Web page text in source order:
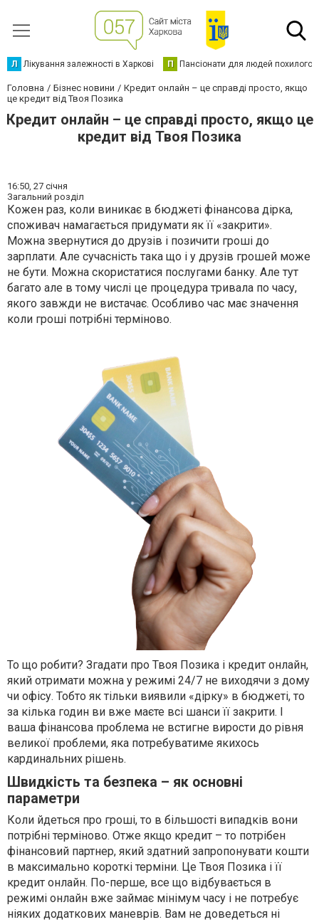
Л Лікування залежності в Харкові П Пансіонати для людей похилого
Головна Бізнес новини
Кредит онлайн – це справді просто, якщо
це кредит від Твоя Позика
Кредит онлайн – це справді просто, якщо це
кредит від Твоя Позика
16:50, 27 січня
Загальний розділ
Кожен раз, коли виникає в бюджеті фінансова дірка,
споживач намагається придумати як її «закрити».
Можна звернутися до друзів і позичити гроші до
зарплати. Але сучасність така що і у друзів грошей може
не бути. Можна скористатися послугами банку. Але тут
багато але в тому числі це процедура тривала по часу,
якого завжди не вистачає. Особливо час має значення
коли гроші потрібні терміново.
То що робити? Згадати про Твоя Позика і кредит онлайн,
який отримати можна у режимі 24/7 не виходячи з дому
чи офісу. Тобто як тільки виявили «дірку» в бюджеті, то
за кілька годин ви вже маєте всі шанси її закрити. І
ваша фінансова проблема не встигне вирости до рівня
великої проблеми, яка потребуватиме якихось
кардинальних рішень.
Швидкість та безпека – як основні
параметри
Коли йдеться про гроші, то в більшості випадків вони
потрібні терміново. Отже якщо кредит – то потрібен
фінансовий партнер, який здатний запропонувати кошти
в максимально короткі терміни. Це Твоя Позика і її
кредит онлайн. По-перше, все що відбувається в
режимі онлайн вже займає мінімум часу і не потребує
ніяких додаткових маневрів. Вам не доведеться ні